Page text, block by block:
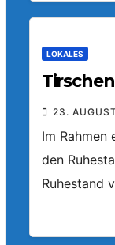
LOKALES
23.
Im
den
Ruhestand